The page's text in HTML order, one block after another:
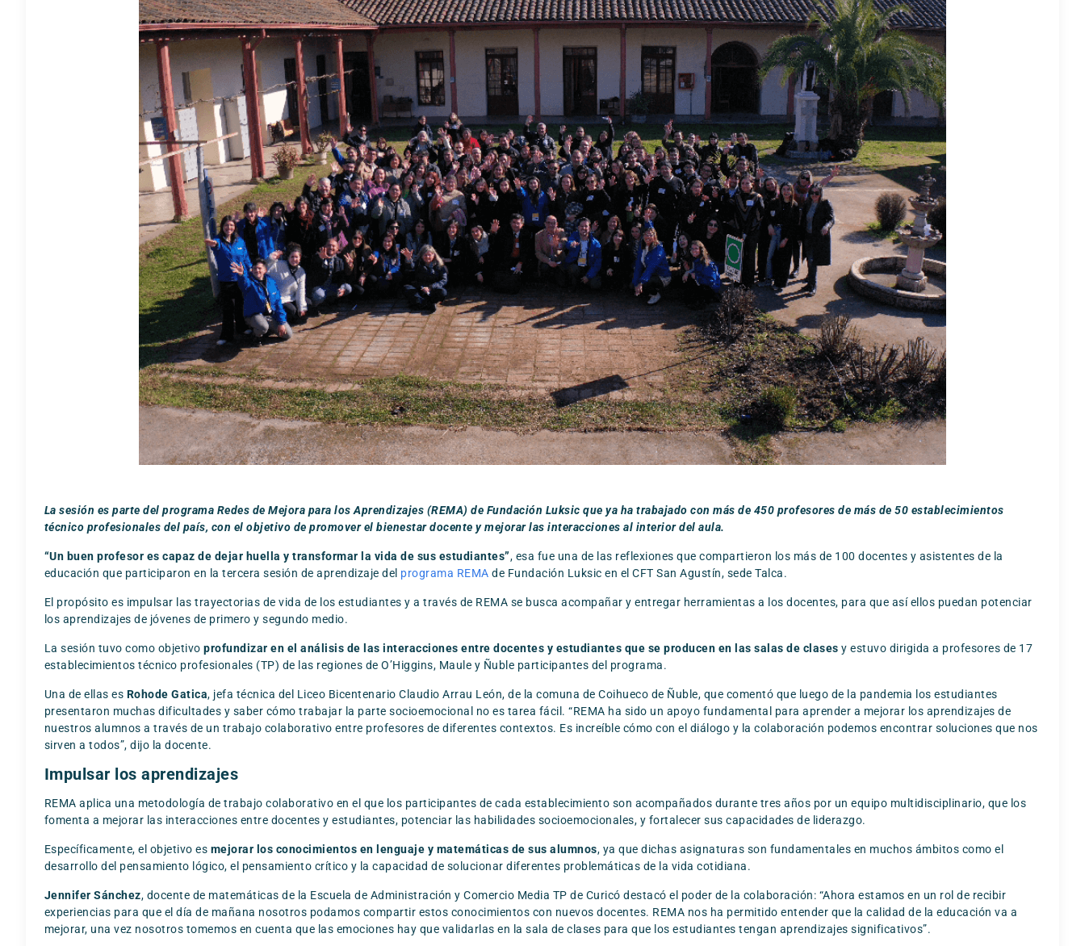
La sesión es parte del programa Redes de Mejora para los Aprendizajes (REMA) de Fundación Luksic que ya ha trabajado con más de 450 profesores de más de 50 establecimientos
técnico profesionales del país, con el objetivo de promover el bienestar docente y mejorar las interacciones al interior del aula.
“Un buen profesor es capaz de dejar huella y transformar la vida de sus estudiantes”, esa fue una de las reflexiones que compartieron los más de 100 docentes y asistentes de la
educación que participaron en la tercera sesión de aprendizaje del programa REMA de Fundación Luksic en el CFT San Agustín, sede Talca.
El propósito es impulsar las trayectorias de vida de los estudiantes y a través de REMA se busca acompañar y entregar herramientas a los docentes, para que así ellos puedan potenciar
los aprendizajes de jóvenes de primero y segundo medio.
La sesión tuvo como objetivo profundizar en el análisis de las interacciones entre docentes y estudiantes que se producen en las salas de clases y estuvo dirigida a profesores de 17
establecimientos técnico profesionales (TP) de las regiones de O’Higgins, Maule y Ñuble participantes del programa.
Una de ellas es Rohode Gatica, jefa técnica del Liceo Bicentenario Claudio Arrau León, de la comuna de Coihueco de Ñuble, que comentó que luego de la pandemia los estudiantes
presentaron muchas dificultades y saber cómo trabajar la parte socioemocional no es tarea fácil. “REMA ha sido un apoyo fundamental para aprender a mejorar los aprendizajes de
nuestros alumnos a través de un trabajo colaborativo entre profesores de diferentes contextos. Es increíble cómo con el diálogo y la colaboración podemos encontrar soluciones que nos
sirven a todos”, dijo la docente.
Impulsar los aprendizajes
REMA aplica una metodología de trabajo colaborativo en el que los participantes de cada establecimiento son acompañados durante tres años por un equipo multidisciplinario, que los
fomenta a mejorar las interacciones entre docentes y estudiantes, potenciar las habilidades socioemocionales, y fortalecer sus capacidades de liderazgo.
Específicamente, el objetivo es mejorar los conocimientos en lenguaje y matemáticas de sus alumnos, ya que dichas asignaturas son fundamentales en muchos ámbitos como el
desarrollo del pensamiento lógico, el pensamiento crítico y la capacidad de solucionar diferentes problemáticas de la vida cotidiana.
Jennifer Sánchez, docente de matemáticas de la Escuela de Administración y Comercio Media TP de Curicó destacó el poder de la colaboración: “Ahora estamos en un rol de recibir
experiencias para que el día de mañana nosotros podamos compartir estos conocimientos con nuevos docentes. REMA nos ha permitido entender que la calidad de la educación va a
mejorar, una vez nosotros tomemos en cuenta que las emociones hay que validarlas en la sala de clases para que los estudiantes tengan aprendizajes significativos”.